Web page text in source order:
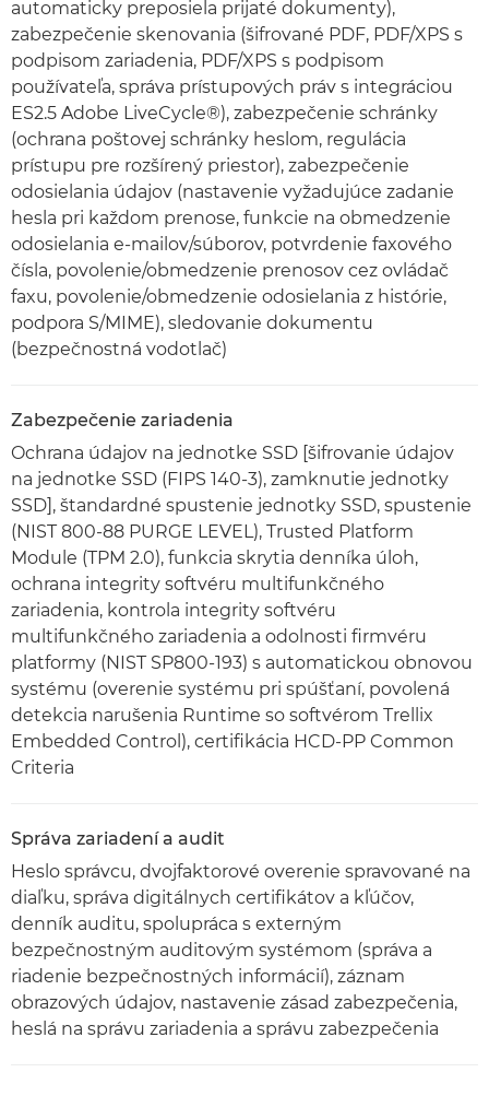
automaticky preposiela prijaté dokumenty),
zabezpečenie skenovania (šifrované PDF, PDF/XPS s
podpisom zariadenia, PDF/XPS s podpisom
používateľa, správa prístupových práv s integráciou
ES2.5 Adobe LiveCycle®), zabezpečenie schránky
(ochrana poštovej schránky heslom, regulácia
prístupu pre rozšírený priestor), zabezpečenie
odosielania údajov (nastavenie vyžadujúce zadanie
hesla pri každom prenose, funkcie na obmedzenie
odosielania e-mailov/súborov, potvrdenie faxového
čísla, povolenie/obmedzenie prenosov cez ovládač
faxu, povolenie/obmedzenie odosielania z histórie,
podpora S/MIME), sledovanie dokumentu
(bezpečnostná vodotlač)
Zabezpečenie zariadenia
Ochrana údajov na jednotke SSD [šifrovanie údajov
na jednotke SSD (FIPS 140-3), zamknutie jednotky
SSD], štandardné spustenie jednotky SSD, spustenie
(NIST 800-88 PURGE LEVEL), Trusted Platform
Module (TPM 2.0), funkcia skrytia denníka úloh,
ochrana integrity softvéru multifunkčného
zariadenia, kontrola integrity softvéru
multifunkčného zariadenia a odolnosti firmvéru
platformy (NIST SP800-193) s automatickou obnovou
systému (overenie systému pri spúšťaní, povolená
detekcia narušenia Runtime so softvérom Trellix
Embedded Control), certifikácia HCD-PP Common
Criteria
Správa zariadení a audit
Heslo správcu, dvojfaktorové overenie spravované na
diaľku, správa digitálnych certifikátov a kľúčov,
denník auditu, spolupráca s externým
bezpečnostným auditovým systémom (správa a
riadenie bezpečnostných informácií), záznam
obrazových údajov, nastavenie zásad zabezpečenia,
heslá na správu zariadenia a správu zabezpečenia